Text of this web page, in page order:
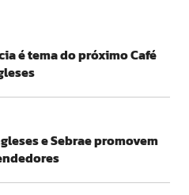
é tema do próximo Café
e Sebrae promovem